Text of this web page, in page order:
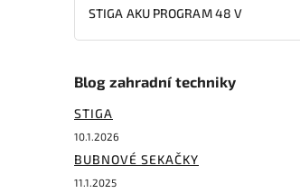
STIGA AKU PROGRAM 48 V
Blog zahradní techniky
STIGA
10.1.2026
BUBNOVÉ SEKAČKY
11.1.2025